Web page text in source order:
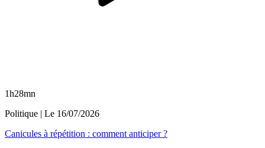
1h28mn
Politique | Le 16/07/2026
Canicules à répétition : comment anticiper ?